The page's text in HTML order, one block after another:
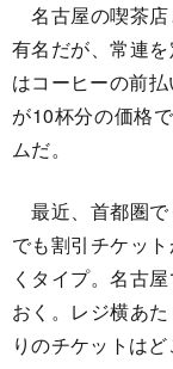
名古屋の喫茶店
有名だが、常連
はコーヒーの前
が10杯分の価格
ムだ。
最近、首都圏で
でも割引チケッ
くタイプ。名古
おく。レジ横あ
りのチケットはど